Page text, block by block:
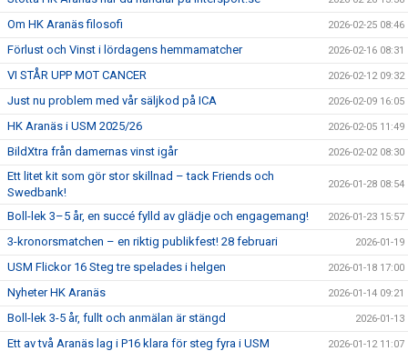
Om HK Aranäs filosofi 2026-02-25 08:46
Förlust och Vinst i lördagens hemmamatcher 2026-02-16 08:31
VI STÅR UPP MOT CANCER 2026-02-12 09:32
Just nu problem med vår säljkod på ICA 2026-02-09 16:05
HK Aranäs i USM 2025/26 2026-02-05 11:49
BildXtra från damernas vinst igår 2026-02-02 08:30
Ett litet kit som gör stor skillnad – tack Friends och
Swedbank!
2026-01-28 08:54
Boll-lek 3–5 år, en succé fylld av glädje och engagemang! 2026-01-23 15:57
3-kronorsmatchen – en riktig publikfest! 28 februari 2026-01-19
USM Flickor 16 Steg tre spelades i helgen 2026-01-18 17:00
Nyheter HK Aranäs 2026-01-14 09:21
Boll-lek 3-5 år, fullt och anmälan är stängd 2026-01-13
Ett av två Aranäs lag i P16 klara för steg fyra i USM 2026-01-12 11:07